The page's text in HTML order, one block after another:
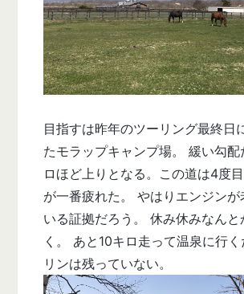
目指すは昨年のツーリング最終日
たモラップキャンプ場。 緩い勾
ロほど上りとなる。この道は4度
が一番疲れた。 やはりエンジンが
いる証拠だろう。 休み休みなん
く。 あと10キロ走って温泉に行
リンは残っていない。